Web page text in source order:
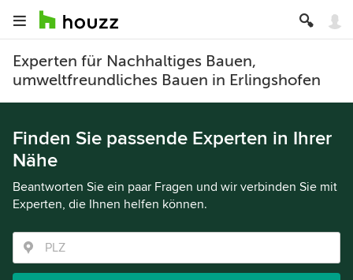
Experten für Nachhaltiges Bauen,
umweltfreundliches Bauen in Erlingshofen
Finden Sie passende Experten in Ihrer
Nähe
Beantworten Sie ein paar Fragen und wir verbinden Sie mit
Experten, die Ihnen helfen können.